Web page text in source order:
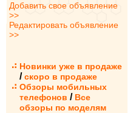
Добавить свое объявление
>>
Редактировать объявление
>>
Новинки уже в продаже
/ скоро в продаже
Обзоры мобильных
телефонов / Все
обзоры по моделям